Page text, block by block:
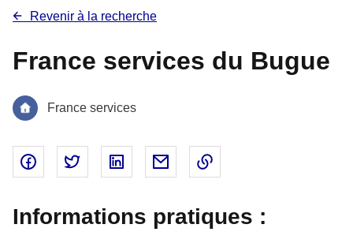
Revenir à la recherche
France services du Bugue
France services
Partager sur Facebook - nouvelle fenêtre
Partager sur Twitter - nouvelle fenêtre
Partager sur Linked In - nouvelle
Partager par email - nouvelle
Informations pratiques :